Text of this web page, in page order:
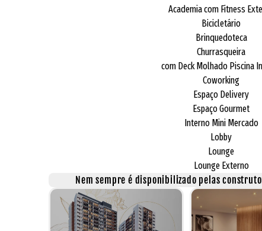
Academia com Fitness
Bicicletário
Brinquedoteca
Churrasqueira
com Deck Molhado Piscina
Coworking
Espaço Delivery
Espaço Gourmet
Interno Mini Mercado
Lobby
Lounge
Lounge Externo
Nem sempre é disponibilizado pelas